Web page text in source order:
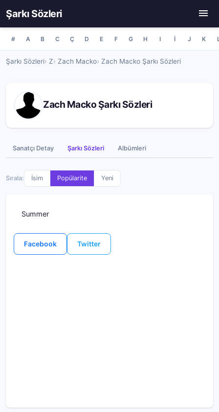
Şarkı Sözleri
# A B C Ç D E F G H I İ J K
Şarkı Sözleri Z Zach Macko Zach Macko Şarkı Sözleri
Zach Macko Şarkı Sözleri
Sanatçı Detay Şarkı Sözleri Albümleri
Sırala: İsim Popülarite Yeni
Summer
Facebook Twitter